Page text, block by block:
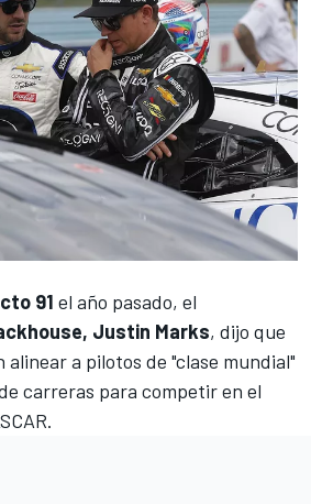
91 el año pasado, el
Justin Marks, dijo que
a pilotos de "clase mundial"
carreras para competir en el